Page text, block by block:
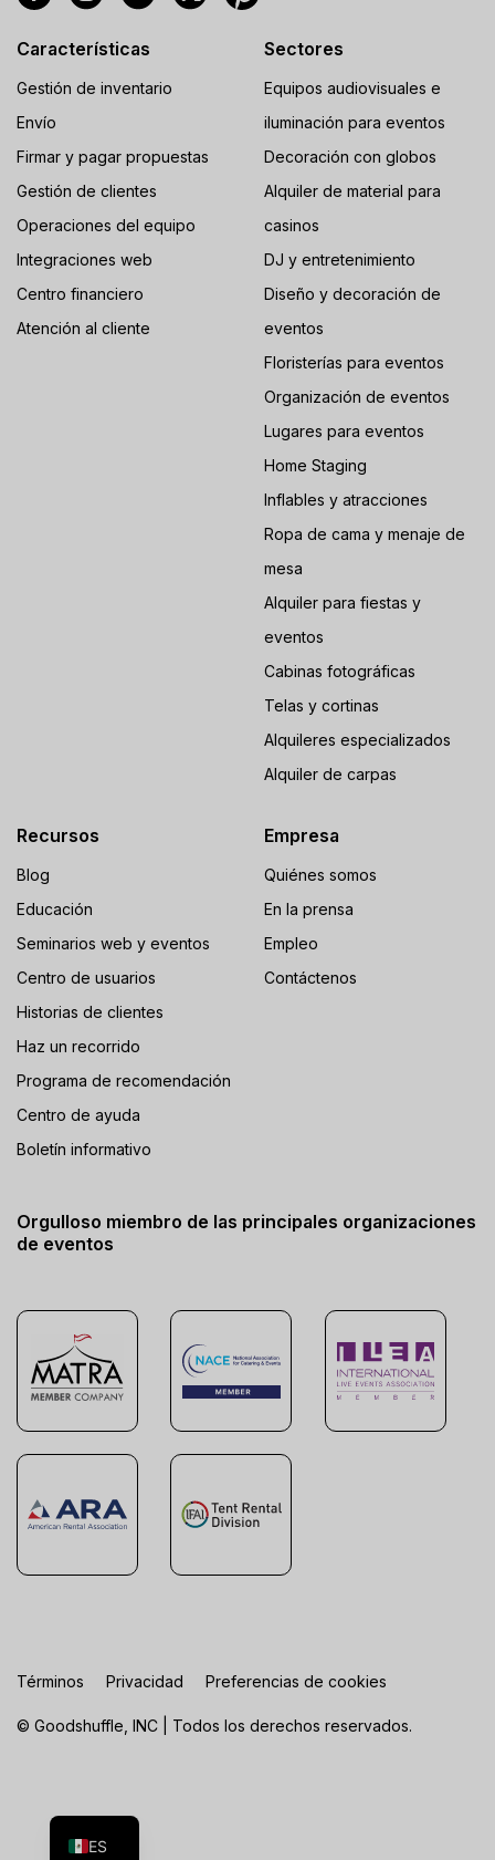
Características
Gestión de inventario
Envío
Firmar y pagar propuestas
Gestión de clientes
Operaciones del equipo
Integraciones web
Centro financiero
Atención al cliente
Sectores
Equipos audiovisuales e
iluminación para eventos
Decoración con globos
Alquiler de material para
casinos
DJ y entretenimiento
Diseño y decoración de
eventos
Floristerías para eventos
Organización de eventos
Lugares para eventos
Home Staging
Inflables y atracciones
Ropa de cama y menaje de
mesa
Alquiler para fiestas y
eventos
Cabinas fotográficas
Telas y cortinas
Alquileres especializados
Alquiler de carpas
Recursos
Blog
Educación
Seminarios web y eventos
Centro de usuarios
Historias de clientes
Haz un recorrido
Programa de recomendación
Centro de ayuda
Boletín informativo
Empresa
Quiénes somos
En la prensa
Empleo
Contáctenos
Orgulloso miembro de las principales organizaciones
de eventos
© Goodshuffle, INC | Todos los derechos reservados.
Términos Privacidad Preferencias de cookies
ES